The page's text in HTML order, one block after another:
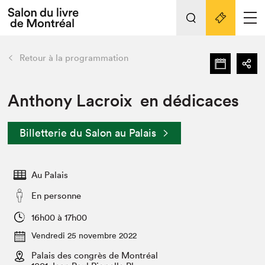
Espace médias
Espace exposant⋅e⋅s
Tout sur l'édition 2022
Actualités
Vidéos et Balados
Club de lecture Braindate
retour Nos activités
Édition 2022
Nous connaître
Projets partenaires 2022
Archives
Liens pratiques
Retour à la programmation
Anthony Lacroix en dédicaces
Billetterie du Salon au Palais
Au Palais
En personne
16h00 à 17h00
Vendredi 25 novembre 2022
Palais des congrès de Montréal